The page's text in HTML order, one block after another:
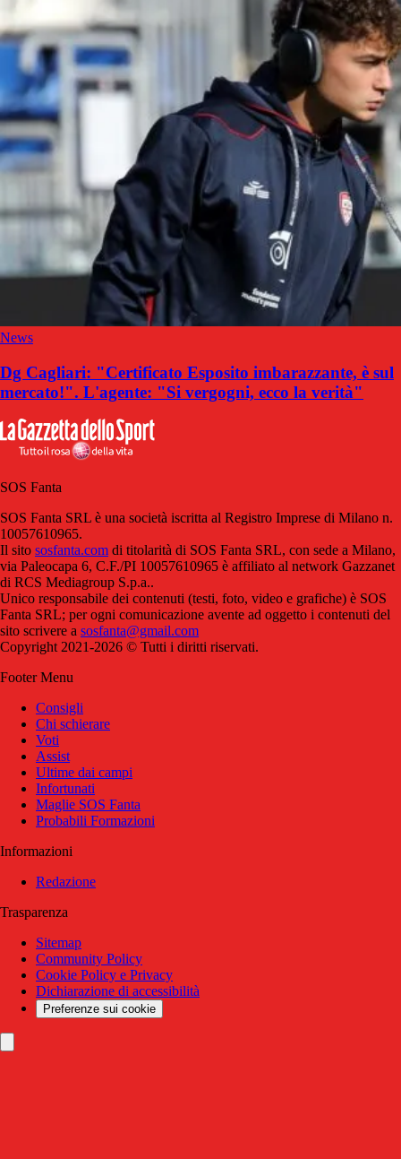
News
Dg Cagliari: "Certificato Esposito imbarazzante, è sul
mercato!". L'agente: "Si vergogni, ecco la verità"
SOS Fanta
SOS Fanta SRL è una società iscritta al Registro Imprese di Milano n.
10057610965.
Il sito sosfanta.com di titolarità di SOS Fanta SRL, con sede a Milano,
via Paleocapa 6, C.F./PI 10057610965 è affiliato al network Gazzanet
di RCS Mediagroup S.p.a..
Unico responsabile dei contenuti (testi, foto, video e grafiche) è SOS
Fanta SRL; per ogni comunicazione avente ad oggetto i contenuti del
sito scrivere a sosfanta@gmail.com
Copyright 2021-2026 © Tutti i diritti riservati.
Footer Menu
Consigli
Chi schierare
Voti
Assist
Ultime dai campi
Infortunati
Maglie SOS Fanta
Probabili Formazioni
Informazioni
Redazione
Trasparenza
Sitemap
Community Policy
Cookie Policy e Privacy
Dichiarazione di accessibilità
Preferenze sui cookie